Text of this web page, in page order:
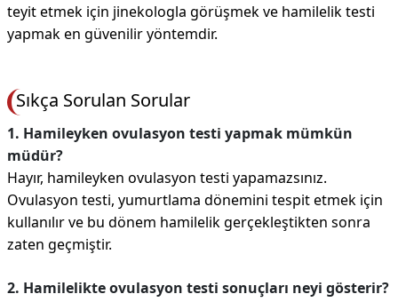
teyit etmek için jinekologla görüşmek ve hamilelik testi
yapmak en güvenilir yöntemdir.
Sıkça Sorulan Sorular
1. Hamileyken ovulasyon testi yapmak mümkün
müdür?
Hayır, hamileyken ovulasyon testi yapamazsınız.
Ovulasyon testi, yumurtlama dönemini tespit etmek için
kullanılır ve bu dönem hamilelik gerçekleştikten sonra
zaten geçmiştir.
2. Hamilelikte ovulasyon testi sonuçları neyi gösterir?